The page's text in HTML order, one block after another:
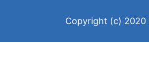
Copyright (c) 2020